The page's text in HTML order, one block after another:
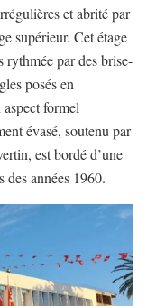
et abrité par
supérieur. Cet étage
rythmée par des brise-
posés en
formel
évasé, soutenu par
est bordé d’une
des années 1960.